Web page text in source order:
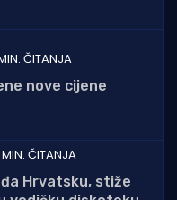
ČITANJA
nove cijene
ČITANJA
Hrvatsku, stiže